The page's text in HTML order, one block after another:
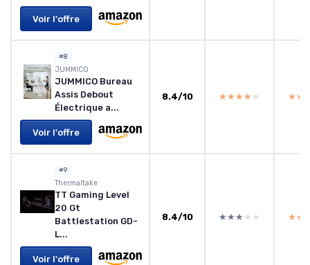
Voir l'offre
#8
JUMMICO
JUMMICO Bureau
Assis Debout
Électrique a...
Voir l'offre
8.4/10 ★★★★★
★★★★★
#9
Thermaltake
TT Gaming Level
20 Gt
Battlestation GD-
L...
Voir l'offre
8.4/10 ★★★★★
★★★★★